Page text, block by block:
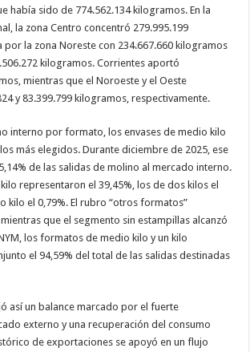
había sido de 774.562.134 kilogramos. En la
la zona Centro concentró 279.995.199
por la zona Noreste con 234.667.660 kilogramos
kilogramos. Corrientes aportó
mientras que el Noroeste y el Oeste
y 83.399.799 kilogramos, respectivamente.
interno por formato, los envases de medio kilo
más elegidos. Durante diciembre de 2025, ese
de las salidas de molino al mercado interno.
representaron el 39,45%, los de dos kilos el
kilo el 0,79%. El rubro “otros formatos”
que el segmento sin estampillas alcanzó
los formatos de medio kilo y un kilo
el 94,59% del total de las salidas destinadas
así un balance marcado por el fuerte
externo y una recuperación del consumo
de exportaciones se apoyó en un flujo